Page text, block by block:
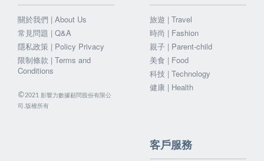
關於我們 | About Us
常見問題 | Q&A
隱私政策 | Policy Privacy
限制條款 | Terms and
Conditions
©2021 影響力數據顧問股份有限公
司.版權所有
旅遊 | Travel
時尚 | Fashion
親子 | Parent-child
美食 | Food
科技 | Technology
健康 | Health
客戶服務